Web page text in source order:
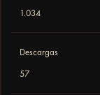
1.034
Descargas
57